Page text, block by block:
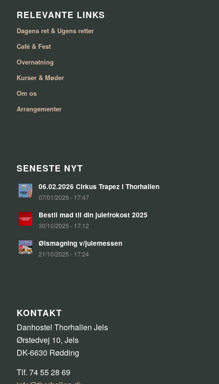
RELEVANTE LINKS
Dagens ret & Ugens retter
Café & Fest
Overnatning
Kurser & Møder
Om os
Arrangementer
SENESTE NYT
06.02.2026 Cirkus Trapez i Thorhallen
07/01/2026 - 17:47
Bestil mad til din julefrokost 2025
30/10/2025 - 17:12
Ølsmagning v/julemessen
21/10/2025 - 17:24
KONTAKT
Danhostel Thorhallen Jels
Ørstedvej 10, Jels
DK-6630 Rødding
Tlf. 74 55 28 69